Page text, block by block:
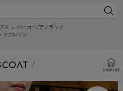
ス
パーカー/アノラック
ツブルゾン